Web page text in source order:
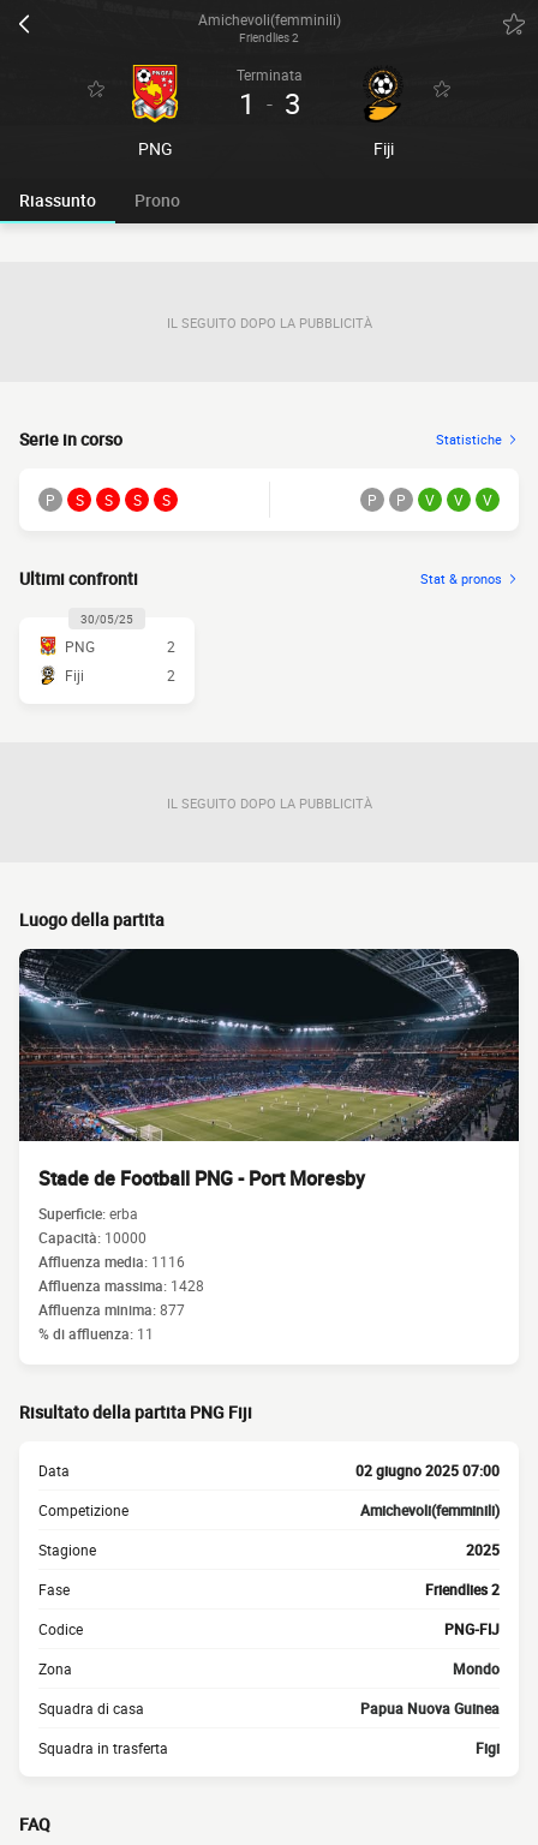
Amichevoli(femminili)
Friendlies 2
PNG
Terminata
1 - 3
Fiji
Riassunto Prono
IL SEGUITO DOPO LA PUBBLICITÀ
Serie in corso Statistiche
P S S S S P P V V V
Ultimi confronti Stat & pronos
30/05/25
PNG
2
Fiji
2
IL SEGUITO DOPO LA PUBBLICITÀ
Luogo della partita
Stade de Football PNG - Port Moresby
Superficie:erba
Capacità: 10000
Affluenza media: 1116
Affluenza massima: 1428
Affluenza minima:877
% di affluenza: 11
Risultato della partita PNG Fiji
Data 02 giugno 2025 07:00
Competizione Amichevoli(femminili)
Stagione 2025
Fase Friendlies 2
Codice PNG-FIJ
Zona Mondo
Squadra di casa Papua Nuova Guinea
Squadra in trasferta Figi
FAQ